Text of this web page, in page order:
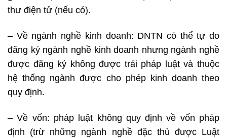
thư điện tử (nếu có).
– Về ngành nghề kinh doanh: DNTN có thể tự do
đăng ký ngành nghề kinh doanh nhưng ngành nghề
được đăng ký không được trái pháp luật và thuộc
hệ thống ngành được cho phép kinh doanh theo
quy định.
– Về vốn: pháp luật không quy định về vốn pháp
định (trừ những ngành nghề đặc thù được Luật